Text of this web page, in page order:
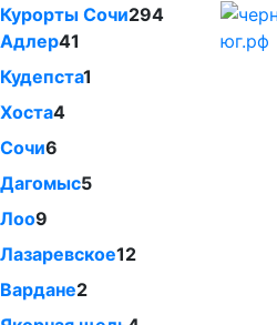
Курорты Сочи294
Адлер41
Кудепста1
Хоста4
Сочи6
Дагомыс5
Лоо9
Лазаревское12
Вардане2